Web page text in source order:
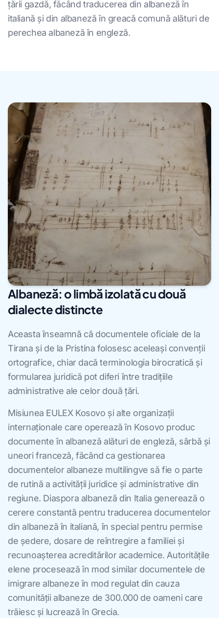
țării gazdă, făcând traducerea din albaneză în
italiană și din albaneză în greacă comună alături de
perechea albaneză în engleză.
Albaneză: o limbă izolată cu două
dialecte distincte
Aceasta înseamnă că documentele oficiale de la
Tirana și de la Pristina folosesc aceleași convenții
ortografice, chiar dacă terminologia birocratică și
formularea juridică pot diferi între tradițiile
administrative ale celor două țări.
Misiunea EULEX Kosovo și alte organizații
internaționale care operează în Kosovo produc
documente în albaneză alături de engleză, sârbă și
uneori franceză, făcând ca gestionarea
documentelor albaneze multilingve să fie o parte
de rutină a activității juridice și administrative din
regiune. Diaspora albaneză din Italia generează o
cerere constantă pentru traducerea documentelor
din albaneză în italiană, în special pentru permise
de ședere, dosare de reîntregire a familiei și
recunoașterea acreditărilor academice. Autoritățile
elene procesează în mod similar documentele de
imigrare albaneze în mod regulat din cauza
comunității albaneze de 300.000 de oameni care
trăiesc și lucrează în Grecia.